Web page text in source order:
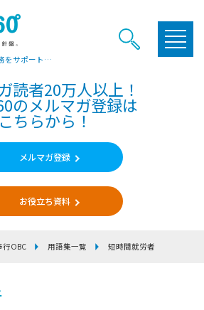
OBC360°は企業のあらゆる業務をサポートするヒントやお役立ち情報をご提供しています
読者20万人以上！
のメルマガ登録は
こちらから！
メルマガ登録
お役立ち資料
OBC 用語集一覧 短時間就労者